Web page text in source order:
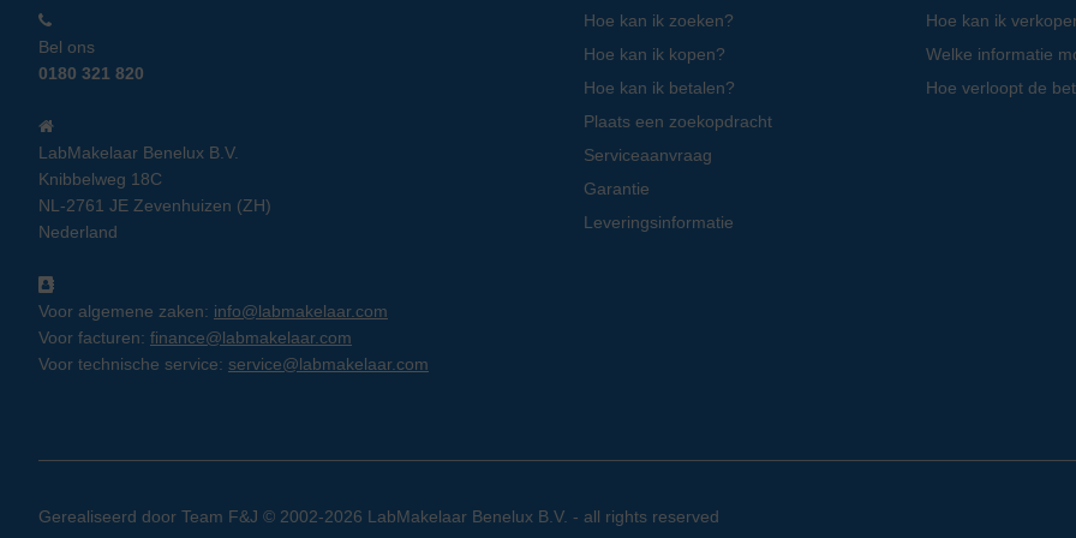
Bel ons
0180 321 820
LabMakelaar Benelux B.V.
Knibbelweg 18C
NL-2761 JE Zevenhuizen (ZH)
Nederland
Voor algemene zaken: info@labmakelaar.com
Voor facturen: finance@labmakelaar.com
Voor technische service: service@labmakelaar.com
Hoe kan ik zoeken?
Hoe kan ik kopen?
Hoe kan ik betalen?
Plaats een zoekopdracht
Serviceaanvraag
Garantie
Leveringsinformatie
Hoe kan ik
Welke informatie
Hoe verloopt de
Gerealiseerd door Team F&J © 2002-2026 LabMakelaar Benelux B.V. - all rights reserved